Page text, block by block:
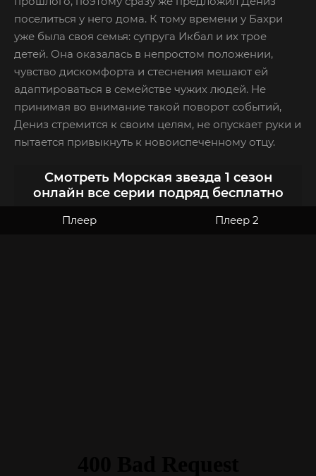
поселиться у него дома. К тому времени у Бахри
уже была своя семья: супруга Икбал и их трое
детей. Она оказалась в непростом положении,
чувство дискомфорта и стеснения мешают ей
адаптироваться в семействе чужих людей. Не
принимая во внимание такой поворот событий,
Дениз стремится к своим целям, не опускает руки и
пытается привыкнуть к новоиспеченному отцу.
Смотреть Морская звезда 1 сезон
онлайн все серии подряд бесплатно
Плеер Плеер 2